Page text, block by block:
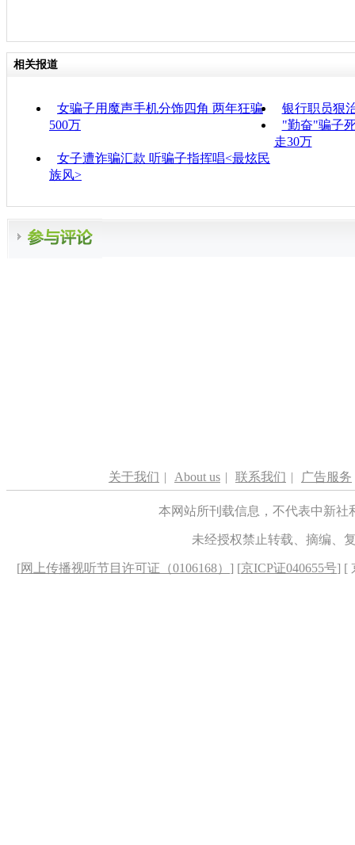
相关报道
女骗子用魔声手机分饰四角 两年狂骗
500万
银行职员狠
"勤奋"骗子
走30万
女子遭诈骗汇款 听骗子指挥唱<最炫民
族风>
关于我们 | About us | 联系我们 | 广告服务
本网站所刊载信息，不代表中新
未经授权禁止转载、摘编、
[网上传播视听节目许可证（0106168） ] [京ICP证040655号] [